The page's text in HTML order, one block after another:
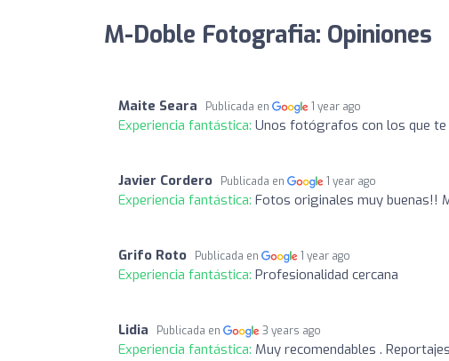
M-Doble Fotografia: Opiniones
Maite Seara Publicada en 1 year ago
Experiencia fantástica: Unos fotógrafos con los que te
Javier Cordero Publicada en 1 year ago
Experiencia fantástica: Fotos originales muy buenas!!
Grifo Roto Publicada en 1 year ago
Experiencia fantástica: Profesionalidad cercana
Lidia Publicada en 3 years ago
Experiencia fantástica: Muy recomendables .